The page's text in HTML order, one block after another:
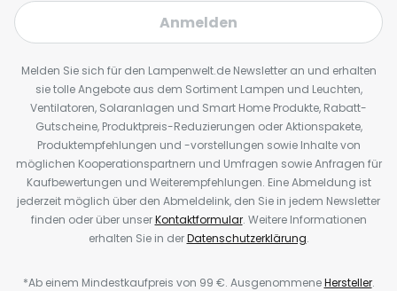
Anmelden
Melden Sie sich für den Lampenwelt.de Newsletter an und erhalten
sie tolle Angebote aus dem Sortiment Lampen und Leuchten,
Ventilatoren, Solaranlagen und Smart Home Produkte, Rabatt-
Gutscheine, Produktpreis-Reduzierungen oder Aktionspakete,
Produktempfehlungen und -vorstellungen sowie Inhalte von
möglichen Kooperationspartnern und Umfragen sowie Anfragen für
Kaufbewertungen und Weiterempfehlungen. Eine Abmeldung ist
jederzeit möglich über den Abmeldelink, den Sie in jedem Newsletter
finden oder über unserKontaktformular. Weitere Informationen
erhalten Sie in derDatenschutzerklärung.
*Ab einem Mindestkaufpreis von 99 €. AusgenommeneHersteller.